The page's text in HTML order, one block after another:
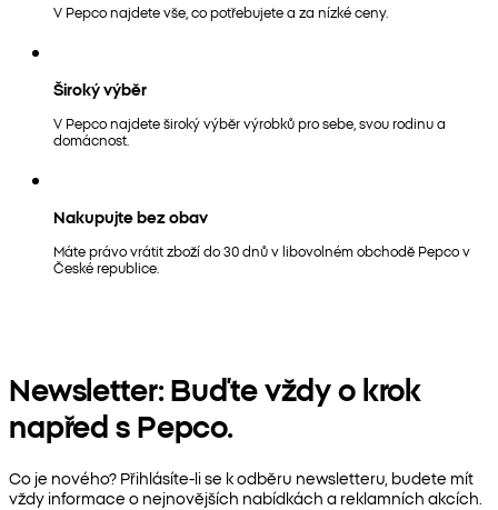
V Pepco najdete vše, co potřebujete a za nízké ceny.
Široký výběr
V Pepco najdete široký výběr výrobků pro sebe, svou rodinu a
domácnost.
Nakupujte bez obav
Máte právo vrátit zboží do 30 dnů v libovolném obchodě Pepco v
České republice.
Newsletter: Buďte vždy o krok
napřed s Pepco.
Co je nového? Přihlásíte-li se k odběru newsletteru, budete mít
vždy informace o nejnovějších nabídkách a reklamních akcích.